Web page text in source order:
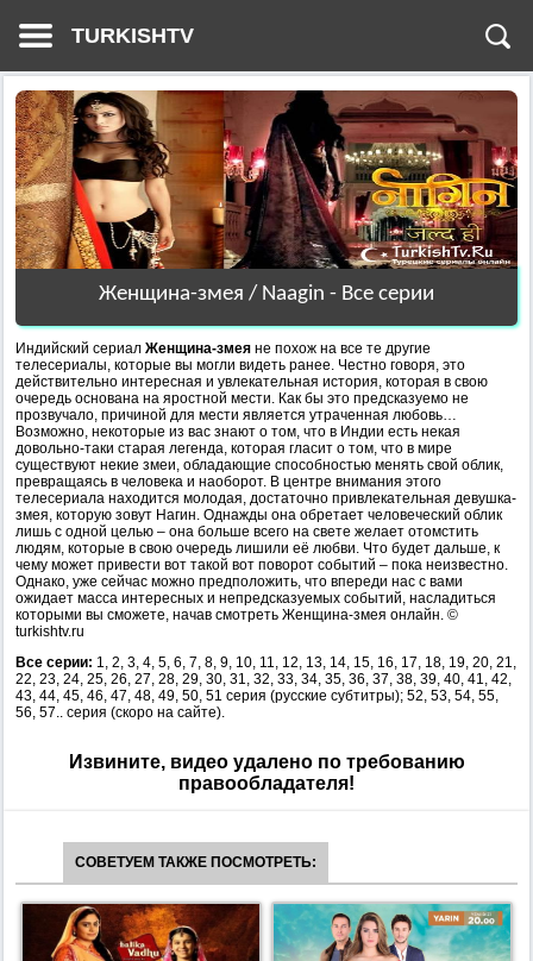
TURKISHTV
Женщина-змея / Naagin - Все серии
Индийский сериал Женщина-змея не похож на все те другие
телесериалы, которые вы могли видеть ранее. Честно говоря, это
действительно интересная и увлекательная история, которая в свою
очередь основана на яростной мести. Как бы это предсказуемо не
прозвучало, причиной для мести является утраченная любовь…
Возможно, некоторые из вас знают о том, что в Индии есть некая
довольно-таки старая легенда, которая гласит о том, что в мире
существуют некие змеи, обладающие способностью менять свой облик,
превращаясь в человека и наоборот. В центре внимания этого
телесериала находится молодая, достаточно привлекательная девушка-
змея, которую зовут Нагин. Однажды она обретает человеческий облик
лишь с одной целью – она больше всего на свете желает отомстить
людям, которые в свою очередь лишили её любви. Что будет дальше, к
чему может привести вот такой вот поворот событий – пока неизвестно.
Однако, уже сейчас можно предположить, что впереди нас с вами
ожидает масса интересных и непредсказуемых событий, насладиться
которыми вы сможете, начав смотреть Женщина-змея онлайн. ©
turkishtv.ru
Все серии: 1, 2, 3, 4, 5, 6, 7, 8, 9, 10, 11, 12, 13, 14, 15, 16, 17, 18, 19, 20, 21,
22, 23, 24, 25, 26, 27, 28, 29, 30, 31, 32, 33, 34, 35, 36, 37, 38, 39, 40, 41, 42,
43, 44, 45, 46, 47, 48, 49, 50, 51 серия (русские субтитры); 52, 53, 54, 55,
56, 57.. серия (скоро на сайте).
Извините, видео удалено по требованию
правообладателя!
СОВЕТУЕМ ТАКЖЕ ПОСМОТРЕТЬ: